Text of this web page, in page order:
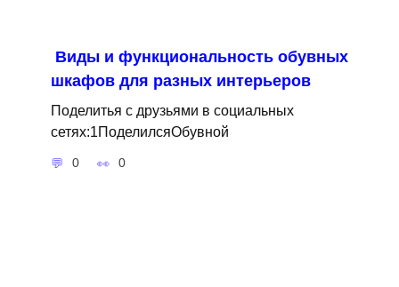
Виды и функциональность обувных
шкафов для разных интерьеров
Поделитья с друзьями в социальных
сетях:1ПоделилсяОбувной
0 0